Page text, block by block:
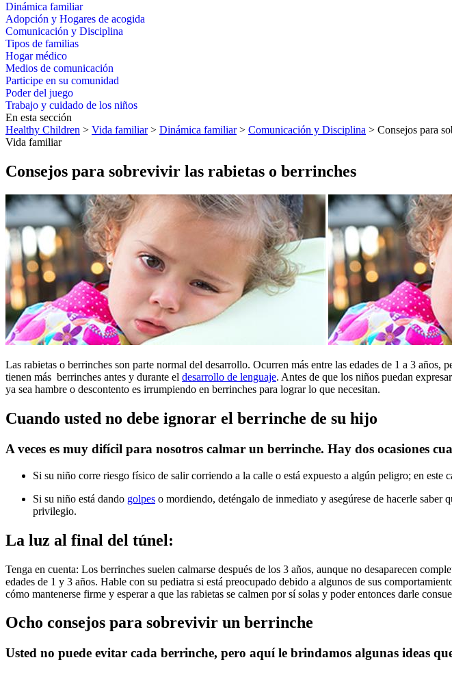
Dinámica familiar
Adopción y Hogares de acogida
Comunicación y Disciplina
Tipos de familias
Hogar médico
Medios de comunicación
Participe en su comunidad
Poder del juego
Trabajo y cuidado de los niños
En esta sección
Healthy Children > Vida familiar> Dinámica familiar> Comunicación y Disciplina > Consejos para
Vida familiar
Consejos para sobrevivir las rabietas o berrinches
​Las rabietas o berrinches son parte normal del desarrollo. Ocurren más entre las edades de 1 a 3
tienen más berrinches antes y durante el desarrollo de lenguaje. Antes de que los niños puedan
ya sea hambre o descontento es irrumpiendo en berrinches para lograr lo que necesitan.
Cuando usted no debe ignorar el berrinche de su hijo
A veces es muy difícil para nosotros calmar un berrinche. Hay dos ocasiones
Si su niño corre riesgo físico de salir corriendo a la calle o está expuesto a algún peligro; en este
Si su niño está dando golpes o mordiendo, deténgalo de inmediato y asegúrese de hacerle
privilegio.
La luz al final del túnel:
Tenga en cuenta: Los berrinches suelen calmarse después de los 3 años, aunque no desaparecen
edades de 1 y 3 años. Hable con su pediatra si está preocupado debido a algunos de sus
cómo mantenerse firme y esperar a que las rabietas se calmen por sí solas y poder entonces darle
Ocho consejos para sobrevivir un berrinche
Usted no puede evitar cada berrinche, pero aquí le brindamos algunas ideas